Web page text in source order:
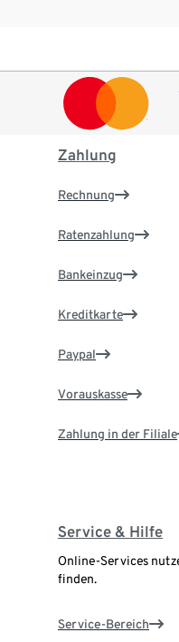
Zahlung
Rechnung
Ratenzahlung
Bankeinzug
Kreditkarte
Paypal
Vorauskasse
Zahlung in der Filiale
Service & Hilfe
Online-Services
finden.
Service-Bereich